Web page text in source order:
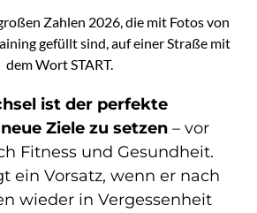
ist der perfekte
Ziele zu setzen – vor
Fitness und Gesundheit.
ein Vorsatz, wenn er nach
wieder in Vergessenheit